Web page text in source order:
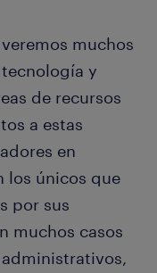
muchos
y
de recursos
a estas
en
los únicos que
por sus
muchos casos